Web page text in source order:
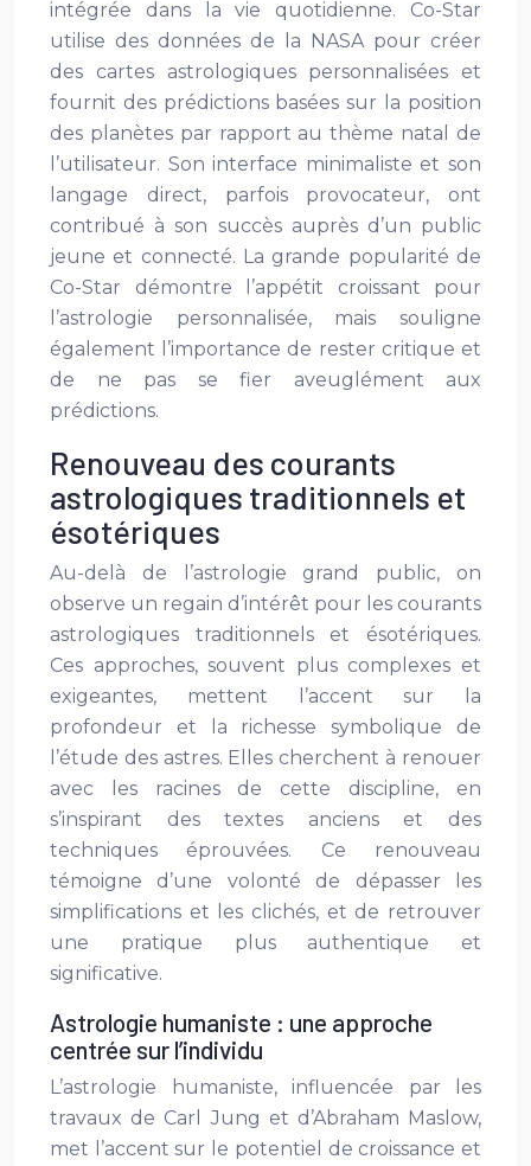
intégrée dans la vie quotidienne. Co-Star
utilise des données de la NASA pour créer
des cartes astrologiques personnalisées et
fournit des prédictions basées sur la position
des planètes par rapport au thème natal de
l’utilisateur. Son interface minimaliste et son
langage direct, parfois provocateur, ont
contribué à son succès auprès d’un public
jeune et connecté. La grande popularité de
Co-Star démontre l’appétit croissant pour
l’astrologie personnalisée, mais souligne
également l’importance de rester critique et
de ne pas se fier aveuglément aux
prédictions.
Renouveau des courants
astrologiques traditionnels et
ésotériques
Au-delà de l’astrologie grand public, on
observe un regain d’intérêt pour les courants
astrologiques traditionnels et ésotériques.
Ces approches, souvent plus complexes et
exigeantes, mettent l’accent sur la
profondeur et la richesse symbolique de
l’étude des astres. Elles cherchent à renouer
avec les racines de cette discipline, en
s’inspirant des textes anciens et des
techniques éprouvées. Ce renouveau
témoigne d’une volonté de dépasser les
simplifications et les clichés, et de retrouver
une pratique plus authentique et
significative.
Astrologie humaniste : une approche
centrée sur l’individu
L’astrologie humaniste, influencée par les
travaux de Carl Jung et d’Abraham Maslow,
met l’accent sur le potentiel de croissance et